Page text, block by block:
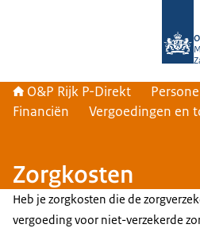
O&P Rijk P-Direkt
Financiën
Vergoedingen en
Zorgkosten
Heb je zorgkosten die de
vergoeding voor niet-verzekerde